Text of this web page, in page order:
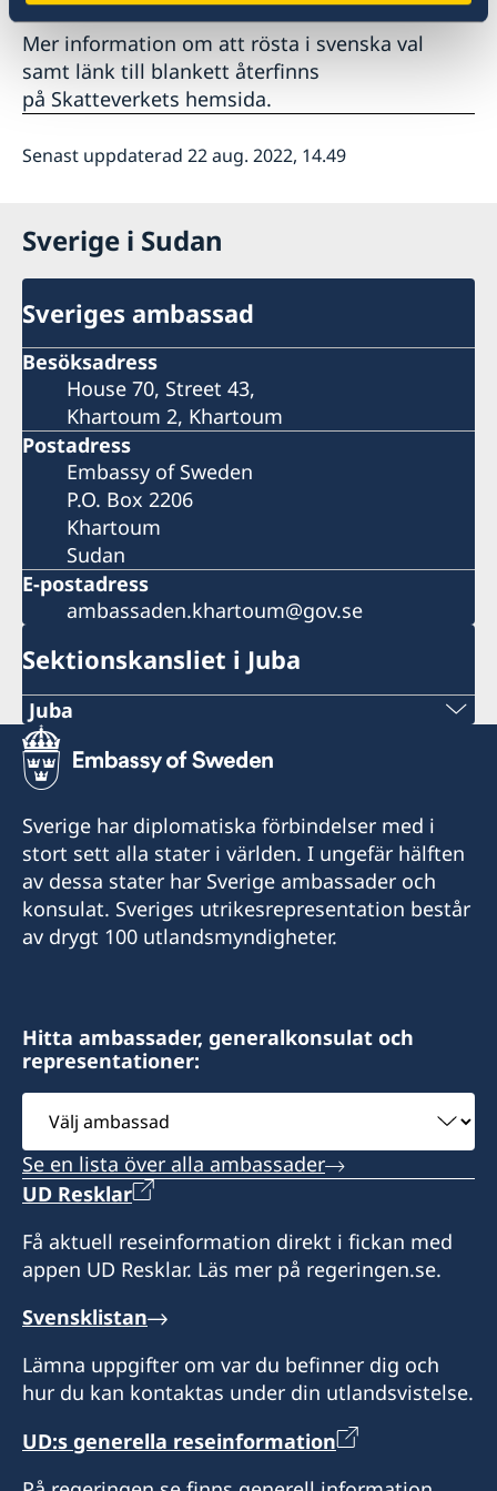
Mer information om att rösta i svenska val
samt länk till blankett återfinns
på Skatteverkets hemsida.
Senast uppdaterad 22 aug. 2022, 14.49
Sverige i Sudan
Sveriges ambassad
Besöksadress
House 70, Street 43,
Khartoum 2, Khartoum
Postadress
Embassy of Sweden
P.O. Box 2206
Khartoum
Sudan
E-postadress
ambassaden.khartoum@gov.se
Sektionskansliet i Juba
Juba
Sektionskansliet i Juba har avslutat sin
verksamhet den 14 augusti 2024.
Konsulära ärenden hänvisas till ambassaden i
Addis Abeba. Schengenviseringar för personer
som vistas i Sydsudan handläggs av Sveriges
ambassad Addis Abeba.
Sverige har diplomatiska förbindelser med i
stort sett alla stater i världen. I ungefär hälften
av dessa stater har Sverige ambassader och
konsulat. Sveriges utrikesrepresentation består
av drygt 100 utlandsmyndigheter.
Hitta ambassader, generalkonsulat och
representationer:
Välj
ambassad
Se en lista över alla ambassader
UD Resklar
Få aktuell reseinformation direkt i fickan med
appen UD Resklar. Läs mer på regeringen.se.
Svensklistan
Lämna uppgifter om var du befinner dig och
hur du kan kontaktas under din utlandsvistelse.
UD:s generella reseinformation